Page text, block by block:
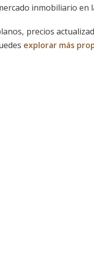
inmobiliario en
precios
explorar más